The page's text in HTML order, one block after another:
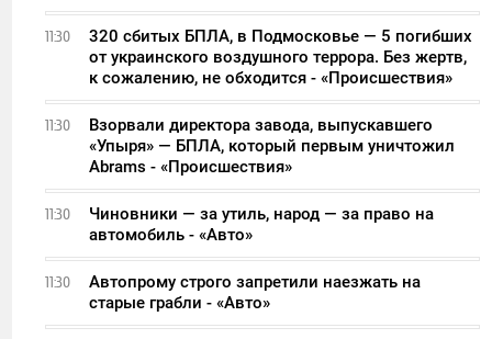
11:30
320 сбитых БПЛА, в Подмосковье — 5 погибших
от украинского воздушного террора. Без жертв,
к сожалению, не обходится - «Происшествия»
11:30
Взорвали директора завода, выпускавшего
«Упыря» — БПЛА, который первым уничтожил
Abrams - «Происшествия»
11:30
Чиновники — за утиль, народ — за право на
автомобиль - «Авто»
11:30
Автопрому строго запретили наезжать на
старые грабли - «Авто»